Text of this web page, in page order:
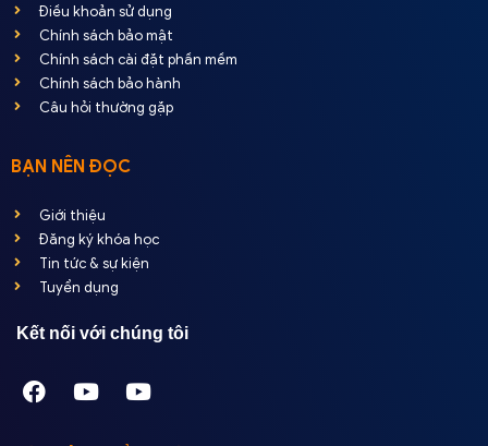
Điều khoản sử dụng
Chính sách bảo mật
Chính sách cài đặt phần mềm
Chính sách bảo hành
Câu hỏi thường gặp
BẠN NÊN ĐỌC
Giới thiệu
Đăng ký khóa học
Tin tức & sự kiện
Tuyển dụng
Kết nối với chúng tôi